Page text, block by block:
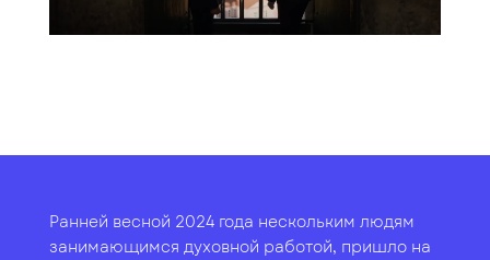
Ранней весной 2024 года нескольким людям
занимающимся духовной работой, пришло на